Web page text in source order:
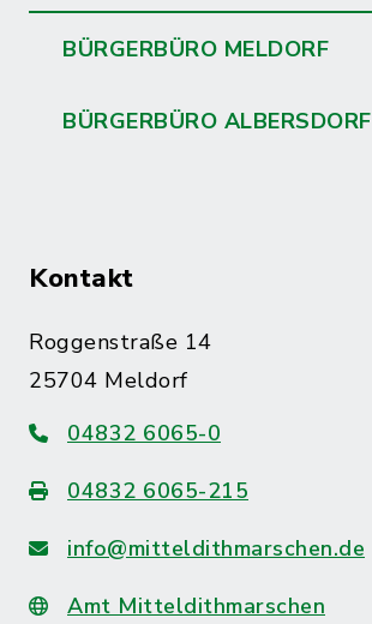
BÜRGERBÜRO MELDORF
BÜRGERBÜRO ALBERSDORF
Kontakt
Roggenstraße 14
25704 Meldorf
04832 6065-0
04832 6065-215
info@mitteldithmarschen.de
Amt Mitteldithmarschen